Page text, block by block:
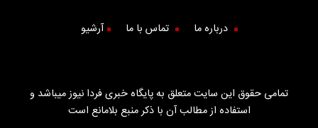
درباره ما تماس با ما آرشیو
تمامی حقوق این سایت متعلق به پایگاه خبری فردا نیوز میباشد و
استفاده از مطالب آن با ذکر منبع بلامانع است